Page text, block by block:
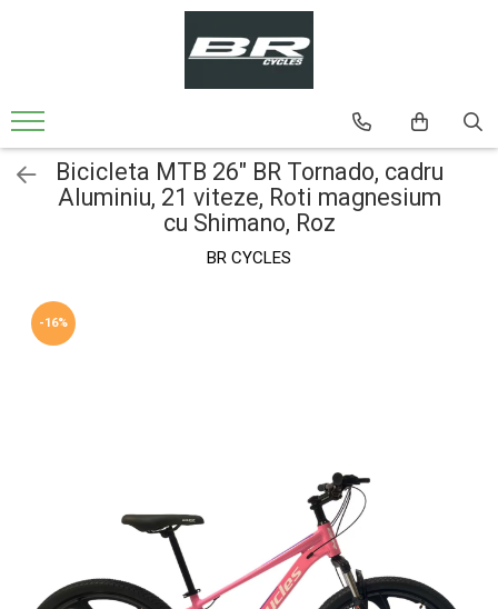
Bicicleta MTB
Bicicleta MTB 24'' Cadru din Aluminiu
Bicicleta MTB 26'' Cadru din Aluminiu
Bicicleta MTB-26'' Cadru din Otel
Bicicleta MTB 26″ BR Tornado, cadru
Aluminiu, 21 viteze, Roti magnesium
cu Shimano, Roz
BR CYCLES
-16%